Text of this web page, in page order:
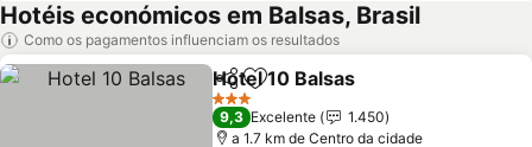
Hotéis económicos em Balsas, Brasil
Como os pagamentos influenciam os resultados
PartilharAdicionar aos favoritos
Hotel 10 Balsas
3 Estrelas
9,3 Excelente
1.450
a 1.7 km de Centro da cidade